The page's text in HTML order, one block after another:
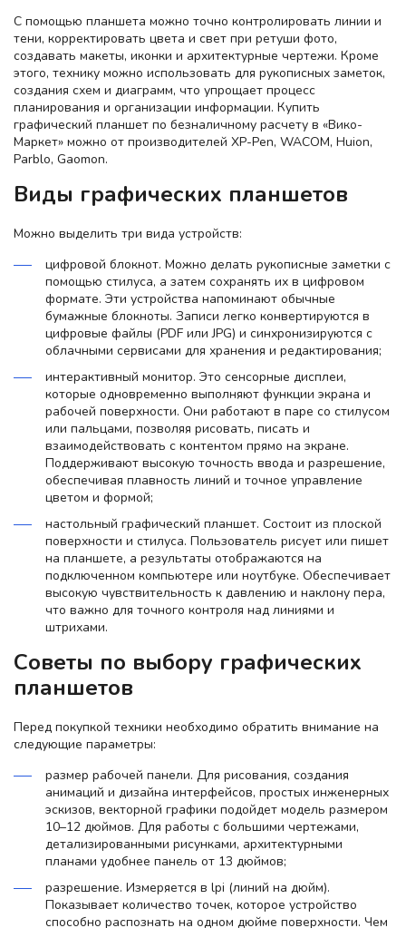
С помощью планшета можно точно контролировать линии и
тени, корректировать цвета и свет при ретуши фото,
создавать макеты, иконки и архитектурные чертежи. Кроме
этого, технику можно использовать для рукописных заметок,
создания схем и диаграмм, что упрощает процесс
планирования и организации информации. Купить
графический планшет по безналичному расчету в «Вико-
Маркет» можно от производителей XP-Pen, WACOM, Huion,
Parblo, Gaomon.
Виды графических планшетов
Можно выделить три вида устройств:
цифровой блокнот. Можно делать рукописные заметки с
помощью стилуса, а затем сохранять их в цифровом
формате. Эти устройства напоминают обычные
бумажные блокноты. Записи легко конвертируются в
цифровые файлы (PDF или JPG) и синхронизируются с
облачными сервисами для хранения и редактирования;
интерактивный монитор. Это сенсорные дисплеи,
которые одновременно выполняют функции экрана и
рабочей поверхности. Они работают в паре со стилусом
или пальцами, позволяя рисовать, писать и
взаимодействовать с контентом прямо на экране.
Поддерживают высокую точность ввода и разрешение,
обеспечивая плавность линий и точное управление
цветом и формой;
настольный графический планшет. Состоит из плоской
поверхности и стилуса. Пользователь рисует или пишет
на планшете, а результаты отображаются на
подключенном компьютере или ноутбуке. Обеспечивает
высокую чувствительность к давлению и наклону пера,
что важно для точного контроля над линиями и
штрихами.
Советы по выбору графических
планшетов
Перед покупкой техники необходимо обратить внимание на
следующие параметры:
размер рабочей панели. Для рисования, создания
анимаций и дизайна интерфейсов, простых инженерных
эскизов, векторной графики подойдет модель размером
10–12 дюймов. Для работы с большими чертежами,
детализированными рисунками, архитектурными
планами удобнее панель от 13 дюймов;
разрешение. Измеряется в lpi (линий на дюйм).
Показывает количество точек, которое устройство
способно распознать на одном дюйме поверхности. Чем